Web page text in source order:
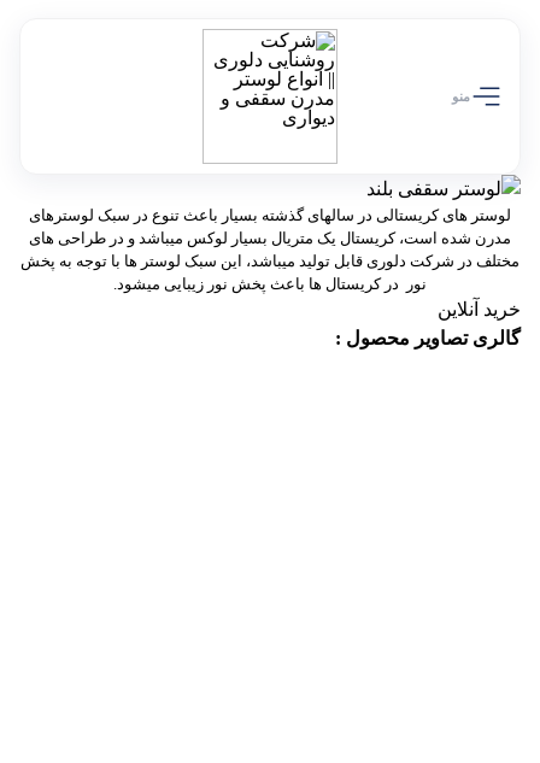
منو
لوستر های کریستالی در سالهای گذشته بسیار باعث تنوع در سبک لوسترهای
مدرن شده است، کریستال یک متریال بسیار لوکس میباشد و در طراحی های
مختلف در شرکت دلوری قابل تولید میباشد، این سبک لوستر ها با توجه به پخش
نور در کریستال ها باعث پخش نور زیبایی میشود.
خرید آنلاین
گالری تصاویر محصول :